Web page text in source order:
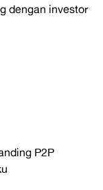
dengan investor
P2P